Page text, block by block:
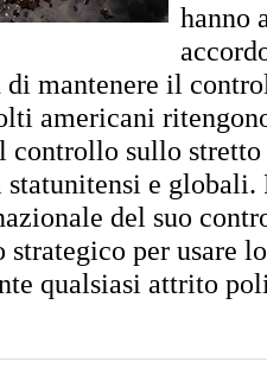
hanno
di mantenere il
americani
controllo sullo stretto
e globali.
del suo
per usare
qualsiasi attrito